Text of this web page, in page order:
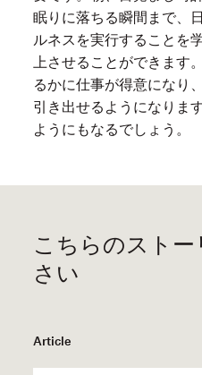
眠りに落ちる瞬間まで、
ルネスを実行することを
上させることができます
るかに仕事が得意になり
引き出せるようになりま
ようにもなるでしょう。
こちらのスト
さい
Article